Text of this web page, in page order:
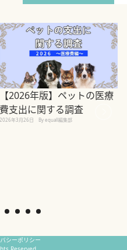
【2026年版】ペットの医療
費支出に関する調査
2026年3月26日 By equall編集部
シーポリシー